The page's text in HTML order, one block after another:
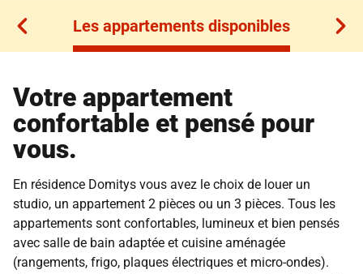
Les appartements disponibles
Les appartements disponibles
Votre appartement
confortable et pensé pour
vous.
En résidence Domitys vous avez le choix de louer un
studio, un appartement 2 pièces ou un 3 pièces. Tous les
appartements sont confortables, lumineux et bien pensés
avec salle de bain adaptée et cuisine aménagée
(rangements, frigo, plaques électriques et micro-ondes).